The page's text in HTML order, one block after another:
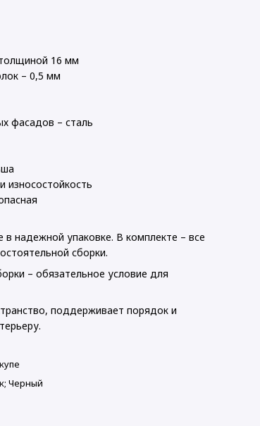
16 мм
– 0,5 мм
фасадов – сталь
износостойкость
надежной упаковке. В комплекте – все
сборки.
– обязательное условие для
поддерживает порядок и
Черный